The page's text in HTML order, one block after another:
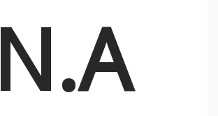
N.A